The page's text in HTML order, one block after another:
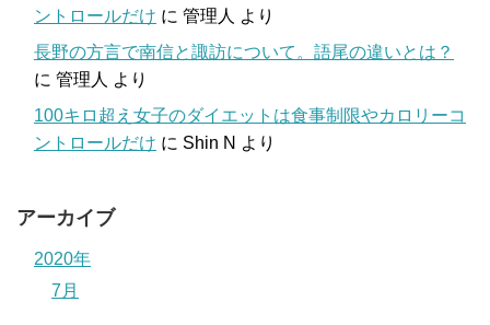
ントロールだけ に 管理人 より
長野の方言で南信と諏訪について。語尾の違いとは？
に 管理人 より
100キロ超え女子のダイエットは食事制限やカロリーコ
ントロールだけ に Shin N より
アーカイブ
2020年
7月